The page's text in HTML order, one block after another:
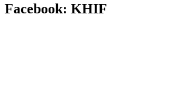
Facebook: KHIF